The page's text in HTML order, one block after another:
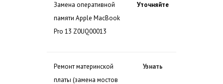
Замена оперативной
памяти Apple MacBook
Pro 13 Z0UQ00013
Уточняйте
Ремонт материнской
платы (замена мостов
Узнать